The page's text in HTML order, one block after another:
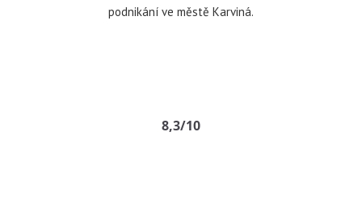
podnikání ve městě Karviná.
8,3/10